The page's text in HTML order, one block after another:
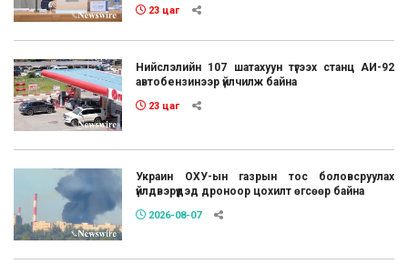
23 цаг
Нийслэлийн 107 шатахуун түгээх станц АИ-92
автобензинээр үйлчилж байна
23 цаг
Украин ОХУ-ын газрын тос боловсруулах
үйлдвэрүүдэд дроноор цохилт өгсөөр байна
2026-08-07